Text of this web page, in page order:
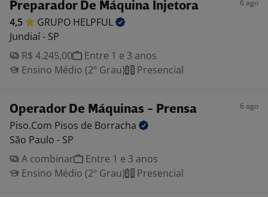
Preparador De Máquina Injetora 6 ago
4,5 GRUPO HELPFUL
Jundiaí - SP
R$ 4.245,00
Entre 1 e 3 anos
Ensino Médio (2º Grau)
Presencial
Operador De Máquinas - Prensa 6 ago
Piso.Com Pisos de Borracha
São Paulo - SP
A combinar
Entre 1 e 3 anos
Ensino Médio (2º Grau)
Presencial